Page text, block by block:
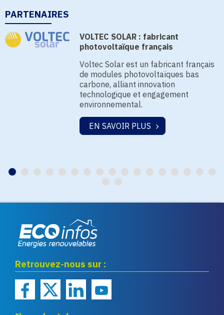
PARTENAIRES
VOLTEC SOLAR : fabricant
photovoltaïque français
Voltec Solar est un fabricant français
de modules photovoltaïques bas
carbone, alliant innovation
technologique et engagement
environnemental.
EN SAVOIR PLUS
renouvelables
Retrouvez-nous sur :